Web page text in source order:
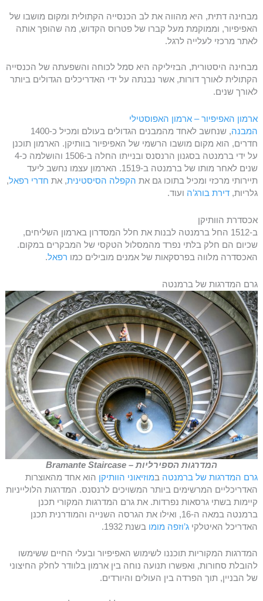
מבחינה דתית, היא מהווה את לב הכנסייה הקתולית ומקום מושבו של
האפיפיור, וממוקמת מעל קברו של פטרוס הקדוש, מה שהופך אותה
לאתר מרכזי לעלייה לרגל.
מבחינה היסטורית, הבזיליקה היא סמל לכוחה והשפעתה של הכנסייה
הקתולית לאורך דורות, אשר נבנתה על ידי האדריכלים הגדולים ביותר
לאורך שנים.
ארמון האפיפיור – ארמון האפוסטילי
המבנה
, שנחשב לאחד מהמבנים הגדולים בעולם ומכיל כ-1400
חדרים, הוא מקום מושבו הרשמי של האפיפיור בוותיקן. הארמון תוכנן
על ידי ברמנטה בסגנון הרנסנס ובנייתו החלה ב-1506 והושלמה כ-4
שנים לאחר מותו של ברמנטה ב-1519. הארמון עצמו נחשב ליעד
תיירותי מרכזי ומכיל בתוכו גם את הקפלה הסיסטינית, את חדרי רפאל,
גלריות, דירת בורג’ה ועוד.
אכסדרת הוותיקן
ב-1512 החל ברמנטה לבנות את חלל המסדרון בארמון השליחים,
שכיום הם חלק בלתי נפרד מהמסלול הטקסי של המבקרים במקום.
האכסדרה מלווה בפרסקאות של אמנים מובילים כמו רפאל.
גרם המדרגות של ברמנטה
המדרגות הספירליות – Bramante Staircase
גרם המדרגות של ברמנטה במוזיאוני הוותיקן הוא אחד מהאוצרות
האדריכליים המרשימים ביותר המשויכים לרנסנס. המדרגות הלולייניות
קיימות בשתי גרסאות נפרדות. את גרם המדרגות המקורי תכנן
ברמנטה במאה ה-16, ואילו את הגרסה השנייה והמודרנית תכנן
האדריכל האיטלקי ג’וזפה מומו בשנת 1932.
המדרגות המקוריות תוכננו לשימוש האפיפיור ובעלי החיים ששימשו
להובלת סחורות, ואפשרו תנועה נוחה בין ארמון בלוודר לחלק החיצוני
של הבניין, תוך הפרדה בין העולים והיורדים.